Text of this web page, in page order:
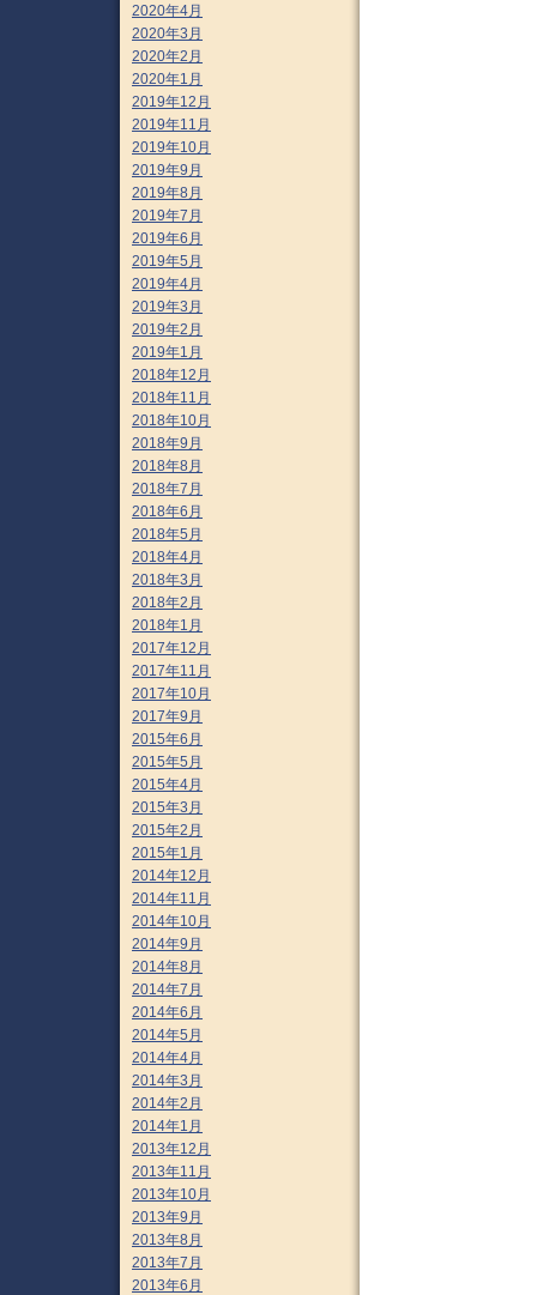
2020年4月
2020年3月
2020年2月
2020年1月
2019年12月
2019年11月
2019年10月
2019年9月
2019年8月
2019年7月
2019年6月
2019年5月
2019年4月
2019年3月
2019年2月
2019年1月
2018年12月
2018年11月
2018年10月
2018年9月
2018年8月
2018年7月
2018年6月
2018年5月
2018年4月
2018年3月
2018年2月
2018年1月
2017年12月
2017年11月
2017年10月
2017年9月
2015年6月
2015年5月
2015年4月
2015年3月
2015年2月
2015年1月
2014年12月
2014年11月
2014年10月
2014年9月
2014年8月
2014年7月
2014年6月
2014年5月
2014年4月
2014年3月
2014年2月
2014年1月
2013年12月
2013年11月
2013年10月
2013年9月
2013年8月
2013年7月
2013年6月